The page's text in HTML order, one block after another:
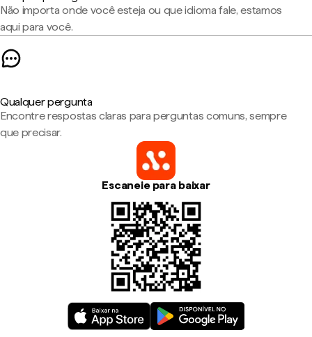
Não importa onde você esteja ou que idioma fale, estamos
aqui para você.
Qualquer pergunta
Encontre respostas claras para perguntas comuns, sempre
que precisar.
Escaneie para baixar